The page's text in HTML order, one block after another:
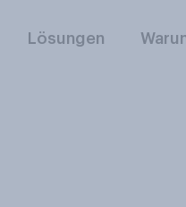
Lösungen